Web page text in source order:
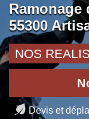
Ramonage
55300
NOS
Devis et